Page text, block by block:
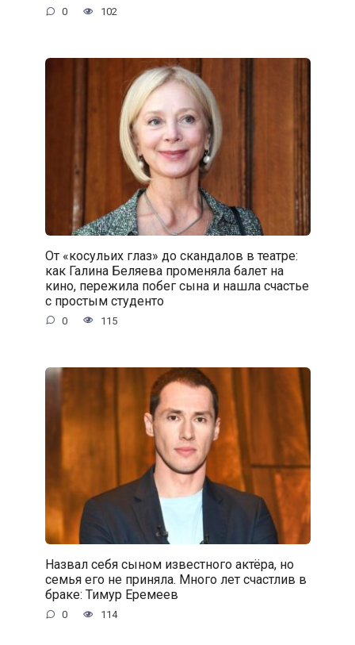
0 102
От «косульих глаз» до скандалов в театре:
как Галина Беляева променяла балет на
кино, пережила побег сына и нашла счастье
с простым студенто
0 115
Назвал себя сыном известного актёра, но
семья его не приняла. Много лет счастлив в
браке: Тимур Еремеев
0 114